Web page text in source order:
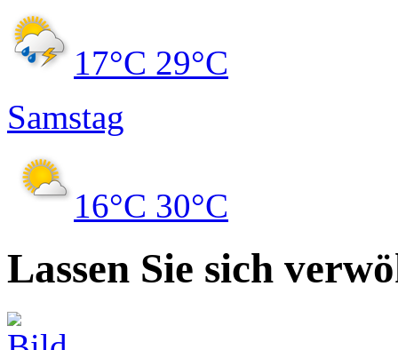
17°C 29°C
Samstag
16°C 30°C
Lassen Sie sich